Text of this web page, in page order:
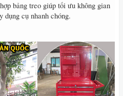
bảng treo giúp tối ưu không gian
dụng cụ nhanh chóng.